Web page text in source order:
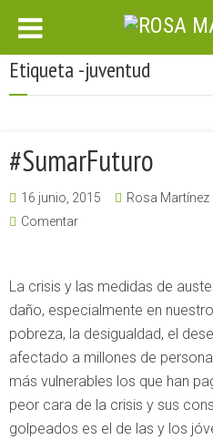
Etiqueta -juventud
#SumarFuturo
16 junio, 2015 Rosa Martínez
Comentar
La crisis y las medidas de
daño, especialmente en
pobreza, la desigualdad, el
afectado a millones de
más vulnerables los que han
peor cara de la crisis y sus
golpeados es el de las y los